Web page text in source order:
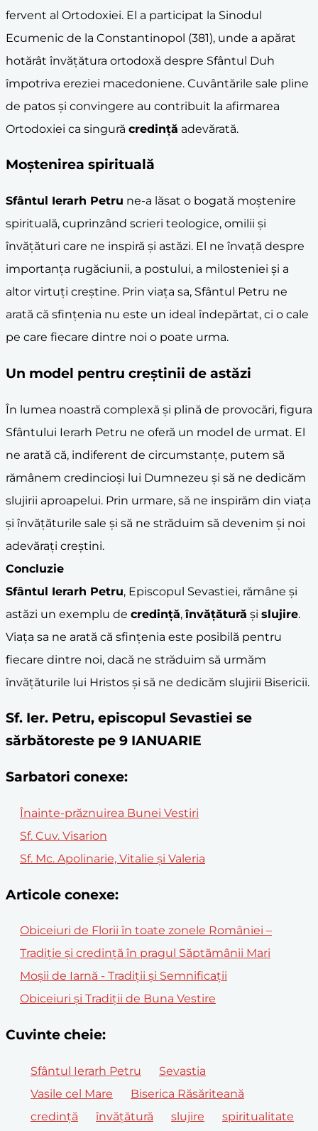
fervent al Ortodoxiei. El a participat la Sinodul
Ecumenic de la Constantinopol (381), unde a apărat
hotărât învățătura ortodoxă despre Sfântul Duh
împotriva ereziei macedoniene. Cuvântările sale pline
de patos și convingere au contribuit la afirmarea
Ortodoxiei ca singură credință adevărată.
Moștenirea spirituală
Sfântul Ierarh Petru ne-a lăsat o bogată moștenire
spirituală, cuprinzând scrieri teologice, omilii și
învățături care ne inspiră și astăzi. El ne învață despre
importanța rugăciunii, a postului, a milosteniei și a
altor virtuți creștine. Prin viața sa, Sfântul Petru ne
arată că sfințenia nu este un ideal îndepărtat, ci o cale
pe care fiecare dintre noi o poate urma.
Un model pentru creștinii de astăzi
În lumea noastră complexă și plină de provocări, figura
Sfântului Ierarh Petru ne oferă un model de urmat. El
ne arată că, indiferent de circumstanțe, putem să
rămânem credincioși lui Dumnezeu și să ne dedicăm
slujirii aproapelui. Prin urmare, să ne inspirăm din viața
și învățăturile sale și să ne străduim să devenim și noi
adevărați creștini.
Concluzie
Sfântul Ierarh Petru, Episcopul Sevastiei, rămâne și
astăzi un exemplu de credință, învățătură și slujire.
Viața sa ne arată că sfințenia este posibilă pentru
fiecare dintre noi, dacă ne străduim să urmăm
învățăturile lui Hristos și să ne dedicăm slujirii Bisericii.
Sf. Ier. Petru, episcopul Sevastiei se
sărbătoreste pe 9 IANUARIE
Sarbatori conexe:
Înainte-prăznuirea Bunei Vestiri
Sf. Cuv. Visarion
Sf. Mc. Apolinarie, Vitalie și Valeria
Articole conexe:
Obiceiuri de Florii în toate zonele României –
Tradiție și credință în pragul Săptămânii Mari
Moșii de Iarnă - Tradiții și Semnificații
Obiceiuri și Tradiții de Buna Vestire
Cuvinte cheie:
Sfântul Ierarh Petru
Sevastia
Vasile cel Mare
Biserica Răsăriteană
credință
învățătură slujire spiritualitate